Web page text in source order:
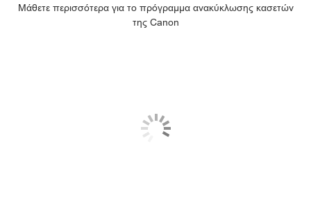
Μάθετε περισσότερα για το πρόγραμμα ανακύκλωσης κασετών
της Canon